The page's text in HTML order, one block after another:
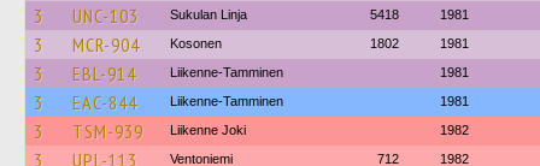
3 UNC-103 Sukulan Linja 5418 1981
3 MCR-904 Kosonen 1802 1981
3 EBL-914 Liikenne-Tamminen 1981
3 EAC-844 Liikenne-Tamminen 1981
3 TSM-939 Liikenne Joki 1982
3 UPL-113 Ventoniemi 712 1982